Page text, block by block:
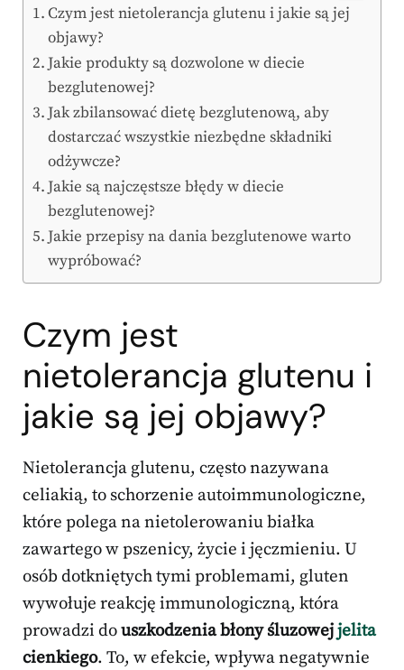
Czym jest nietolerancja glutenu i jakie są jej
objawy?
Jakie produkty są dozwolone w diecie
bezglutenowej?
Jak zbilansować dietę bezglutenową, aby
dostarczać wszystkie niezbędne składniki
odżywcze?
Jakie są najczęstsze błędy w diecie
bezglutenowej?
Jakie przepisy na dania bezglutenowe warto
wypróbować?
Czym jest
nietolerancja glutenu i
jakie są jej objawy?
Nietolerancja glutenu, często nazywana
celiakią, to schorzenie autoimmunologiczne,
które polega na nietolerowaniu białka
zawartego w pszenicy, życie i jęczmieniu. U
osób dotkniętych tymi problemami, gluten
wywołuje reakcję immunologiczną, która
prowadzi douszkodzenia błony śluzowejjelita
cienkiego. To, w efekcie, wpływa negatywnie